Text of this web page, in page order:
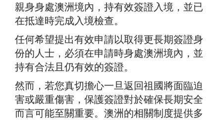
親身身處澳洲境內，持有效簽證入境，並已
在抵達時完成入境檢查。
任何希望提出有效申請以取得更長期簽證身
份的人士，必須在申請時身處澳洲境內，並
持有合法且仍有效的簽證。
然而，若您真切擔心一旦返回祖國將面臨迫
害或嚴重傷害，保護簽證對於確保長期安全
而言可能至關重要。澳洲的相關制度提供多